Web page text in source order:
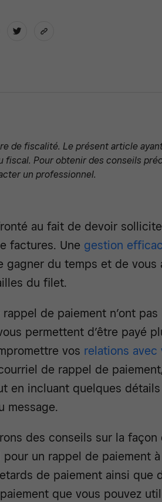
de fiscalité. Le présent article
fiscal. Pour obtenir des conseils
un professionnel.
au fait de devoir
factures. Une gestion
gagner du temps et de vous
du filet.
de paiement n’ont pas
permettent d’être payé
vos relations avec
de rappel de
en incluant quelques
message.
des conseils sur la façon
un rappel de paiement
de paiement ainsi que
que vous pouvez